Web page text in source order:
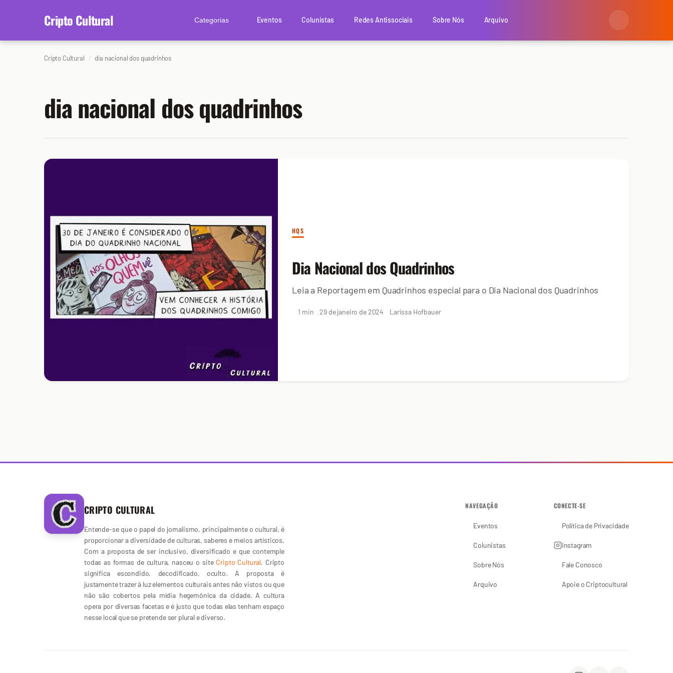
Cripto Cultural Categorias Eventos Colunistas Redes Antissociais Sobre Nós Arquivo
Cripto Cultural dia nacional dos quadrinhos
dia nacional dos quadrinhos
HQS
Dia Nacional dos Quadrinhos
Leia a Reportagem em Quadrinhos especial para o Dia Nacional dos Quadrinhos
1 min 29 de janeiro de 2024 Larissa Hofbauer
CRIPTO CULTURAL
Entende-se que o papel do jornalismo, principalmente o cultural, é
proporcionar a diversidade de culturas, saberes e meios artísticos.
Com a proposta de ser inclusivo, diversificado e que contemple
todas as formas de cultura, nasceu o site Cripto Cultural. Cripto
significa escondido, decodificado, oculto. A proposta é
justamente trazer à luz elementos culturais antes não vistos ou que
não são cobertos pela mídia hegemônica da cidade. A cultura
opera por diversas facetas e é justo que todas elas tenham espaço
nesse local que se pretende ser plural e diverso.
NAVEGAÇÃO
Eventos
Colunistas
Sobre Nós
Arquivo
CONECTE-SE
Política de Privacidade
Instagram
Fale Conosco
Apoie o Criptocultural